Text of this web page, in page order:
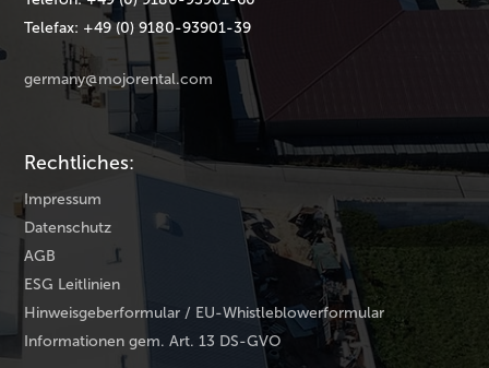
Telefax: +49 (0) 9180-93901-39
germany@mojorental.com
Rechtliches:
Impressum
Datenschutz
AGB
ESG Leitlinien
Hinweisgeberformular / EU-Whistleblowerformular
Informationen gem. Art. 13 DS-GVO